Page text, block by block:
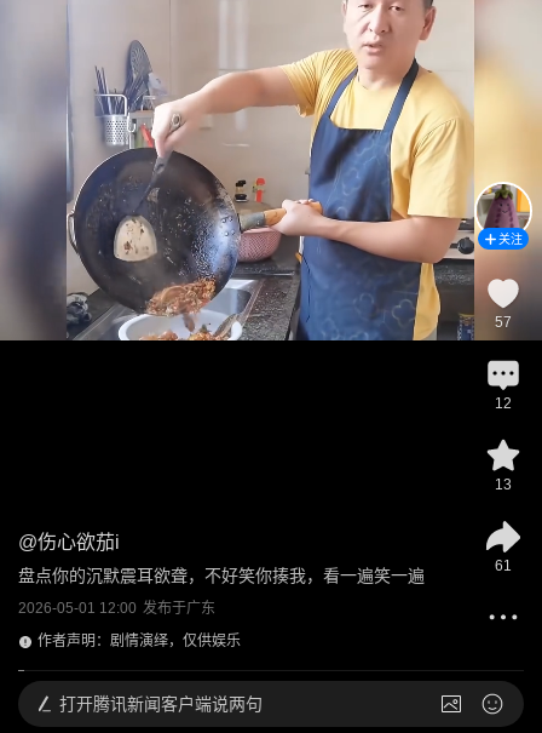
@伤心欲茄i
盘点你的沉默震耳欲聋，不好笑你揍我，看一遍笑一遍
2026-05-01 12:00 发布于广东
作者声明：剧情演绎，仅供娱乐
关注
57
12
13
61
打开腾讯新闻客户端说两句